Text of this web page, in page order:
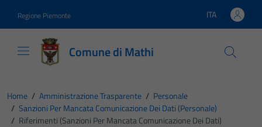
Regione Piemonte Lingua attiva:
ITA
Comune di Mathi
Home / Amministrazione Trasparente / Personale
/ Sanzioni Per Mancata Comunicazione Dei Dati (personale)
/ Riferimenti (Sanzioni Per Mancata Comunicazione Dei Dati)